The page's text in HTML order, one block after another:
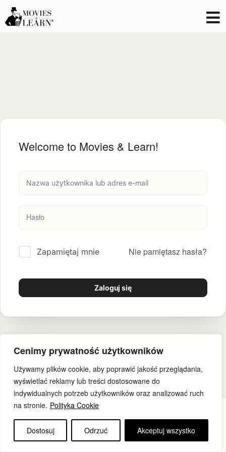
Cenimy prywatność użytkowników
Używamy plików cookie, aby poprawić jakość przeglądania,
wyświetlać reklamy lub treści dostosowane do
indywidualnych potrzeb użytkowników oraz analizować ruch
na stronie. Polityka Cookie
Dostosuj Odrzuć Akceptuj wszystko
Welcome to Movies & Learn!
Zapamiętaj mnie Nie pamiętasz hasła?
Zaloguj się
Copyright © 2022–2026 Movies & Learn. All rights reserved.
Polityka prywatności • Regulamin